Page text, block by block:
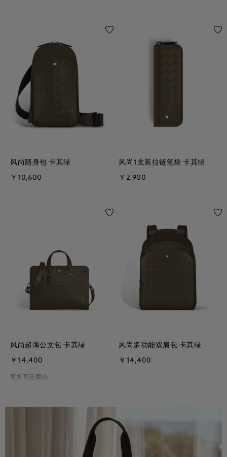
风尚随身包 卡其绿
￥10,600
风尚1支装拉链笔袋 卡其绿
￥2,900
风尚超薄公文包 卡其绿
￥14,400
更多可选颜色
风尚多功能双肩包 卡其绿
￥14,400